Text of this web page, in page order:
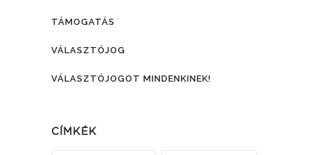
TÁMOGATÁS
VÁLASZTÓJOG
VÁLASZTÓJOGOT MINDENKINEK!
CÍMKÉK